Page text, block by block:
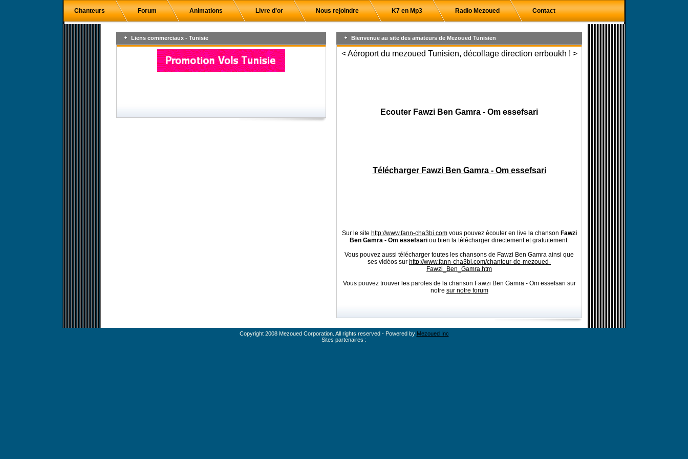
Chanteurs Forum Animations Livre d'or Nous rejoindre K7 en Mp3 Radio Mezoued Contact
Liens commerciaux - Tunisie Bienvenue au site des amateurs de Mezoued Tunisien
< Aéroport du mezoued Tunisien, décollage direction errboukh ! >
Ecouter Fawzi Ben Gamra - Om essefsari
Télécharger Fawzi Ben Gamra - Om essefsari
Sur le site http://www.fann-cha3bi.comvous pouvez écouter en live la chanson Fawzi
Ben Gamra - Om essefsari ou bien la télécharger directement et gratuitement.
Vous pouvez aussi télécharger toutes les chansons de Fawzi Ben Gamra ainsi que
ses vidéos sur http://www.fann-cha3bi.com/chanteur-de-mezoued-
Fawzi_Ben_Gamra.htm
Vous pouvez trouver les paroles de la chanson Fawzi Ben Gamra - Om essefsari sur
notre sur notre forum
Copyright 2008 Mezoued Corporation. All rights reserved - Powered by Mezoued Inc
Sites partenaires :